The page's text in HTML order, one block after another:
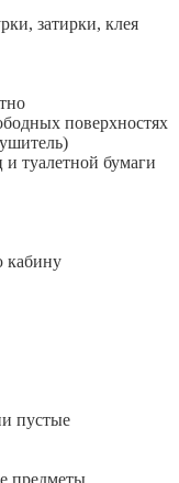
затирки, клея
поверхностях
туалетной бумаги
кабину
пустые
предметы